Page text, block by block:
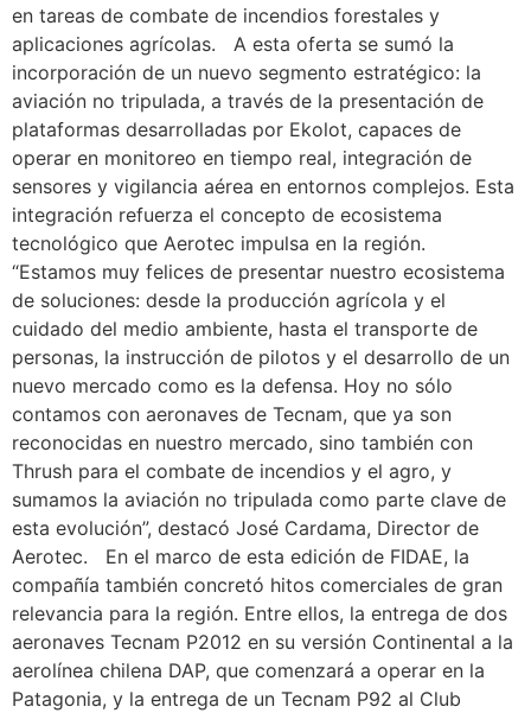
en tareas de combate de incendios forestales y
aplicaciones agrícolas. A esta oferta se sumó la
incorporación de un nuevo segmento estratégico: la
aviación no tripulada, a través de la presentación de
plataformas desarrolladas por Ekolot, capaces de
operar en monitoreo en tiempo real, integración de
sensores y vigilancia aérea en entornos complejos. Esta
integración refuerza el concepto de ecosistema
tecnológico que Aerotec impulsa en la región.
“Estamos muy felices de presentar nuestro ecosistema
de soluciones: desde la producción agrícola y el
cuidado del medio ambiente, hasta el transporte de
personas, la instrucción de pilotos y el desarrollo de un
nuevo mercado como es la defensa. Hoy no sólo
contamos con aeronaves de Tecnam, que ya son
reconocidas en nuestro mercado, sino también con
Thrush para el combate de incendios y el agro, y
sumamos la aviación no tripulada como parte clave de
esta evolución”, destacó José Cardama, Director de
Aerotec. En el marco de esta edición de FIDAE, la
compañía también concretó hitos comerciales de gran
relevancia para la región. Entre ellos, la entrega de dos
aeronaves Tecnam P2012 en su versión Continental a la
aerolínea chilena DAP, que comenzará a operar en la
Patagonia, y la entrega de un Tecnam P92 al Club